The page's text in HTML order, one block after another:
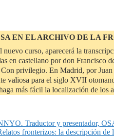
EN EL ARCHIVO DE LA
curso, aparecerá la
en castellano por don Francisco
privilegio. En Madrid, por
valiosa para el siglo XVII
más fácil la localización de
Traductor y presentador,
fronterizos: la descripción de